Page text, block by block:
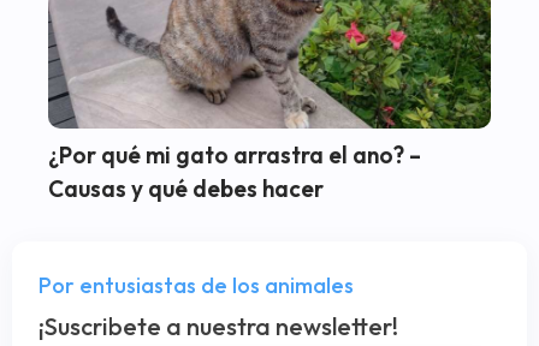
¿Por qué mi gato arrastra el ano? –
Causas y qué debes hacer
Por entusiastas de los animales
¡Suscribete a nuestra newsletter!